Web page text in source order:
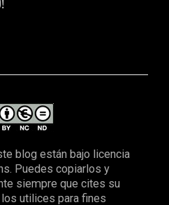
blog están bajo licencia
Puedes copiarlos y
siempre que cites su
utilices para fines